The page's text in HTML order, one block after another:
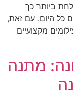
ביותר כך
כל היום. עם זאת,
מקצועיים
מתנה